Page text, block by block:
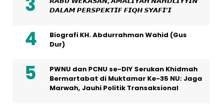
𝘿𝘼𝙇𝘼𝙈 𝙋𝙀𝙍𝙎𝙋𝙀𝙆𝙏𝙄𝙁 𝙁𝙄𝙌𝙃 𝙎𝙔𝘼𝙁𝙄’𝙄
Biografi KH. Abdurrahman Wahid (Gus
Dur)
PWNU dan PCNU se-DIY Serukan Khidmah
Bermartabat di Muktamar Ke-35 NU: Jaga
Marwah, Jauhi Politik Transaksional